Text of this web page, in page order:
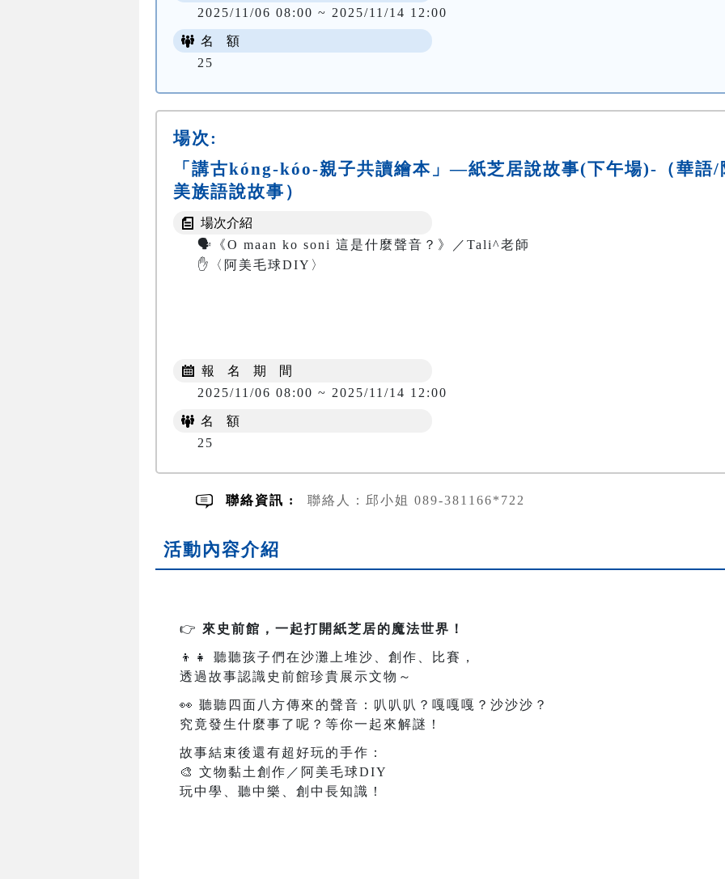
2025/11/06 08:00 ~ 2025/11/14 12:00
名 額
25
場次:
「講古kóng-kóo-親子共讀繪本」—紙芝居說故事(下午場)-（華語/
美族語說故事）
場次介紹
🗣️《O maan ko soni 這是什麼聲音？》／Tali^老師
✋〈阿美毛球DIY〉
報 名 期 間
2025/11/06 08:00 ~ 2025/11/14 12:00
名 額
25
聯絡資訊 : 聯絡人：邱小姐 089-381166*722
活動內容介紹
👉 來史前館，一起打開紙芝居的魔法世界！
👦👧
聽聽孩子們在沙灘上堆沙、創作、比賽，
透過故事認識史前館珍貴展示文物～
👀 聽聽四面八方傳來的聲音：叭叭叭？嘎嘎嘎？沙沙沙？
究竟發生什麼事了呢？等你一起來解謎！
故事結束後還有超好玩的手作：
🎨 文物黏土創作／阿美毛球DIY
玩中學、聽中樂、創中長知識！